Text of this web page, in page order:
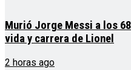
Murió Jorge Messi a los
vida y carrera de Lionel
2 horas ago